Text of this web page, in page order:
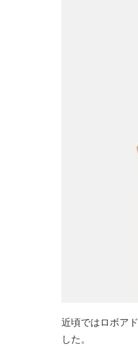
近頃ではロボア
した。